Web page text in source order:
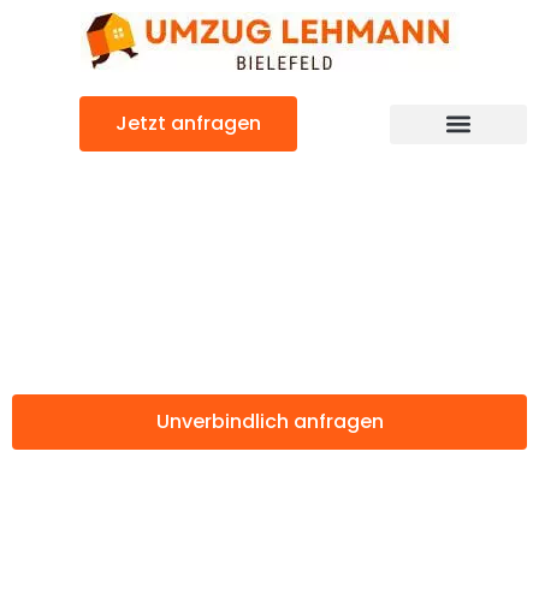
Jetzt anfragen
Unverbindlich anfragen